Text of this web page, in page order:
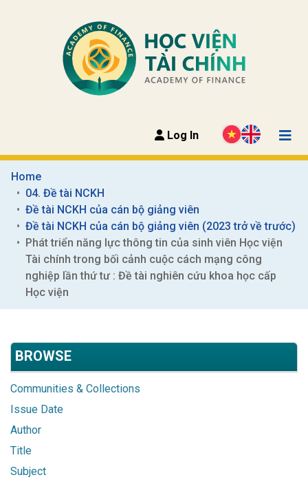
Log In
Home
04. Đề tài NCKH
Đề tài NCKH của cán bộ giảng viên
Đề tài NCKH của cán bộ giảng viên (2023 trở về trước)
Phát triển năng lực thông tin của sinh viên Học viện
Tài chính trong bối cảnh cuộc cách mạng công
nghiệp lần thứ tư : Đề tài nghiên cứu khoa học cấp
Học viện
BROWSE
Communities & Collections
Issue Date
Author
Title
Subject